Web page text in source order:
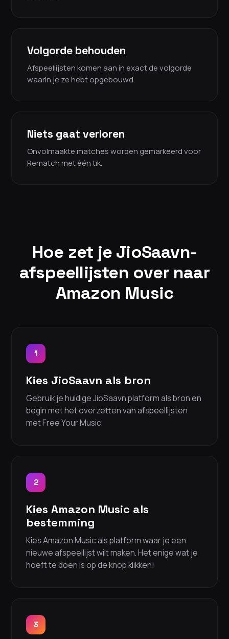
Volgorde behouden
Afspeellijsten komen aan in exact de volgorde
waarin je ze hebt opgebouwd.
Niets gaat verloren
Onvolmaakte matches worden gemarkeerd voor
Rematch met één tik.
Hoe zet je JioSaavn-
afspeellijsten over naar
Amazon Music
1
Kies JioSaavn als bron
Gebruik je huidige JioSaavn platform als bron en
begin met het overzetten van afspeellijsten
met Free Your Music.
2
Kies Amazon Music als
bestemming
Kies Amazon Music als platform waar je een
nieuwe afspeellijst wilt maken. Het enige wat je
hoeft te doen is op de knop klikken!
3